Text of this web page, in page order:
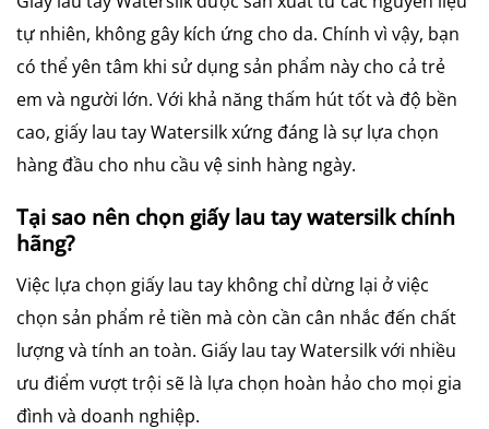
tự nhiên, không gây kích ứng cho da. Chính vì vậy, bạn
có thể yên tâm khi sử dụng sản phẩm này cho cả trẻ
em và người lớn. Với khả năng thấm hút tốt và độ bền
cao, giấy lau tay Watersilk xứng đáng là sự lựa chọn
hàng đầu cho nhu cầu vệ sinh hàng ngày.
Tại sao nên chọn giấy lau tay watersilk chính
hãng?
Việc lựa chọn giấy lau tay không chỉ dừng lại ở việc
chọn sản phẩm rẻ tiền mà còn cần cân nhắc đến chất
lượng và tính an toàn. Giấy lau tay Watersilk với nhiều
ưu điểm vượt trội sẽ là lựa chọn hoàn hảo cho mọi gia
đình và doanh nghiệp.